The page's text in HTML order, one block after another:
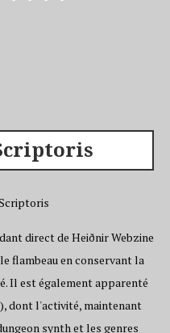
direct de Heiðnir Webzine
flambeau en conservant la
Il est également apparenté
dont l'activité, maintenant
synth et les genres